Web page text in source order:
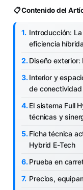
📋 Contenido del
Introducción:
eficiencia híbrida
Diseño exterior:
Interior y
de conectividad
El sistema Full
técnicas y
Ficha técnica
Hybrid E-Tech
Prueba en
Precios,